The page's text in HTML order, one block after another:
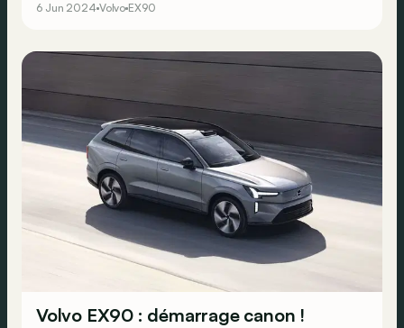
6 Jun 2024 Volvo EX90
Volvo EX90 : démarrage canon !